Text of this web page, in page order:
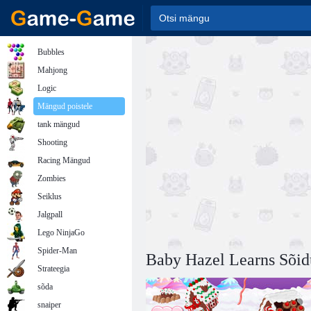
Baby Hazel Learns
Bubbles
Mahjong
Logic
Mängud poistele
tank mängud
Shooting
Racing Mängud
Zombies
Seiklus
Jalgpall
Lego NinjaGo
Spider-Man
Strateegia
sõda
snaiper